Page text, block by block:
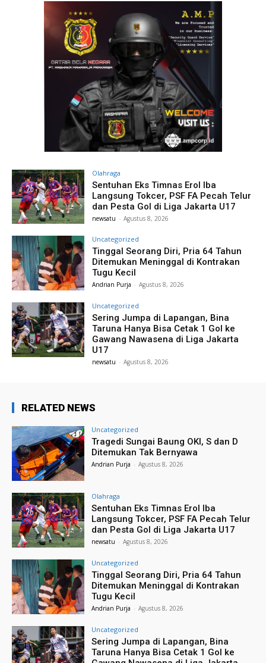
Olahraga
Sentuhan Eks Timnas Erol Iba
Langsung Tokcer, PSF FA Pecah Telur
dan Pesta Gol di Liga Jakarta U17
newsatu - Agustus 8, 2026
Uncategorized
Tinggal Seorang Diri, Pria 64 Tahun
Ditemukan Meninggal di Kontrakan
Tugu Kecil
Andrian Purja - Agustus 8, 2026
Uncategorized
Sering Jumpa di Lapangan, Bina
Taruna Hanya Bisa Cetak 1 Gol ke
Gawang Nawasena di Liga Jakarta
U17
newsatu - Agustus 8, 2026
RELATED NEWS
Uncategorized
Tragedi Sungai Baung OKI, S dan D
Ditemukan Tak Bernyawa
Andrian Purja - Agustus 8, 2026
Olahraga
Sentuhan Eks Timnas Erol Iba
Langsung Tokcer, PSF FA Pecah Telur
dan Pesta Gol di Liga Jakarta U17
newsatu - Agustus 8, 2026
Uncategorized
Tinggal Seorang Diri, Pria 64 Tahun
Ditemukan Meninggal di Kontrakan
Tugu Kecil
Andrian Purja - Agustus 8, 2026
Uncategorized
Sering Jumpa di Lapangan, Bina
Taruna Hanya Bisa Cetak 1 Gol ke